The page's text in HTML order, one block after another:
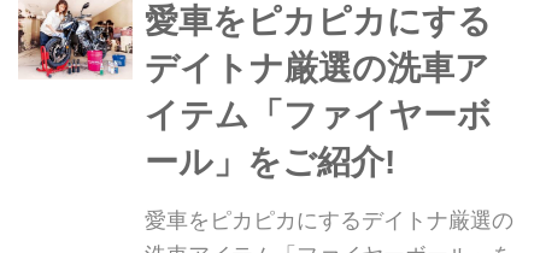
愛車をピカピカにする
デイトナ厳選の洗車ア
イテム「ファイヤーボ
ール」をご紹介!
愛車をピカピカにするデイトナ厳選の